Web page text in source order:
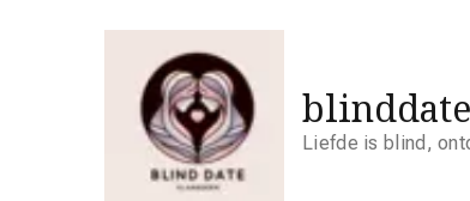
Liefde is blind,